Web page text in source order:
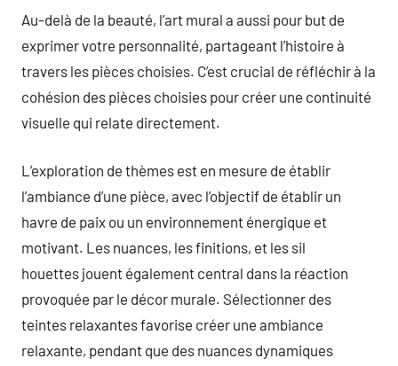
Au-delà de la beauté, l’art mural a aussi pour but de
exprimer votre personnalité, partageant l’histoire à
travers les pièces choisies. C’est crucial de réfléchir à la
cohésion des pièces choisies pour créer une continuité
visuelle qui relate directement.
L’exploration de thèmes est en mesure de établir
l’ambiance d’une pièce, avec l’objectif de établir un
havre de paix ou un environnement énergique et
motivant. Les nuances, les finitions, et les sil
houettes jouent également central dans la réaction
provoquée par le décor murale. Sélectionner des
teintes relaxantes favorise créer une ambiance
relaxante, pendant que des nuances dynamiques